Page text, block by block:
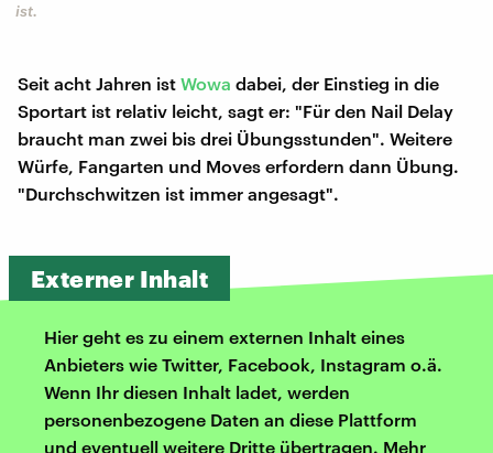
ist.
Seit acht Jahren ist Wowa dabei, der Einstieg in die
Sportart ist relativ leicht, sagt er: "Für den Nail Delay
braucht man zwei bis drei Übungsstunden". Weitere
Würfe, Fangarten und Moves erfordern dann Übung.
"Durchschwitzen ist immer angesagt".
Externer Inhalt
Hier geht es zu einem externen Inhalt eines
Anbieters wie Twitter, Facebook, Instagram o.ä.
Wenn Ihr diesen Inhalt ladet, werden
personenbezogene Daten an diese Plattform
und eventuell weitere Dritte übertragen. Mehr